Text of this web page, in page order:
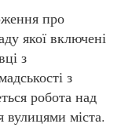
про
якої включені
з
з
робота над
вулицями міста.